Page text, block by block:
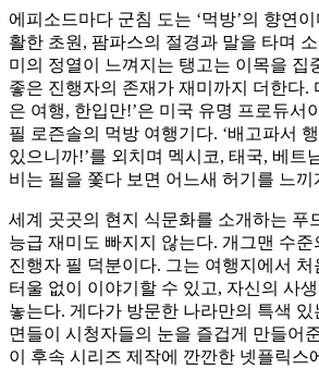
에피소드마다 군침 도는 ‘먹방’의 향연
활한 초원, 팜파스의 절경과 말을 타며
미의 정열이 느껴지는 탱고는 이목을 집
좋은 진행자의 존재가 재미까지 더한다.
은 여행, 한입만!’은 미국 유명 프로듀서
필 로즌솔의 먹방 여행기다. ‘배고파서
있으니까!’를 외치며 멕시코, 태국, 베트
비는 필을 쫓다 보면 어느새 허기를 느끼
세계 곳곳의 현지 식문화를 소개하는 푸
능급 재미도 빠지지 않는다. 개그맨 수
진행자 필 덕분이다. 그는 여행지에서
터울 없이 이야기할 수 있고, 자신의 사
놓는다. 게다가 방문한 나라만의 특색
면들이 시청자들의 눈을 즐겁게 만들어
이 후속 시리즈 제작에 깐깐한 넷플릭스